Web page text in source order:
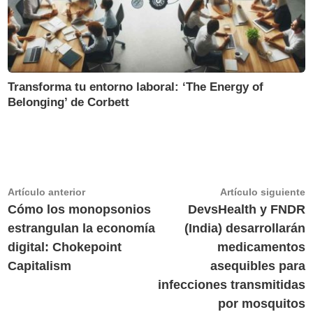
Transforma tu entorno laboral: ‘The Energy of
Belonging’ de Corbett
Navegación
de
entradas
Artículo anteriorArtículo
anterior:
Cómo los monopsonios
estrangulan la economía
digital: Chokepoint
Capitalism
Artículo siguiente
DevsHealth y FNDR
(India) desarrollarán
medicamentos
asequibles para
infecciones transmitidas
por mosquitos